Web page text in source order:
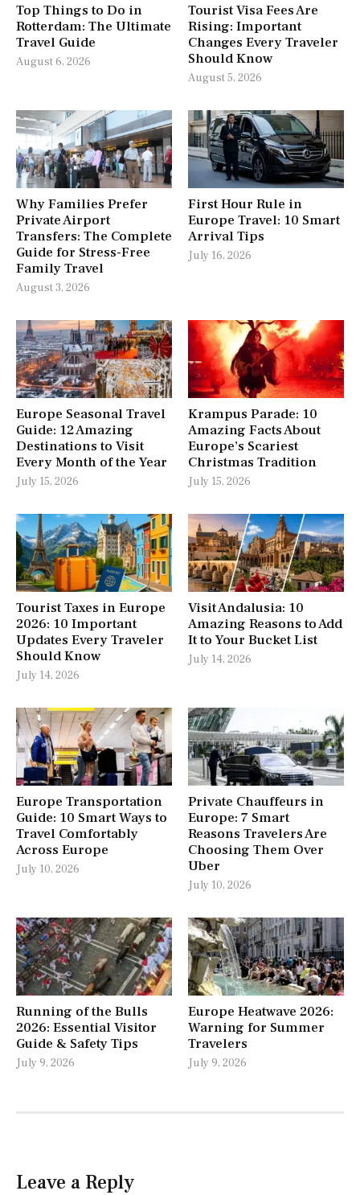
Top Things to Do in
Rotterdam: The Ultimate
Travel Guide
August 6, 2026
Tourist Visa Fees Are
Rising: Important
Changes Every Traveler
Should Know
August 5, 2026
Why Families Prefer
Private Airport
Transfers: The Complete
Guide for Stress-Free
Family Travel
August 3, 2026
First Hour Rule in
Europe Travel: 10 Smart
Arrival Tips
July 16, 2026
Europe Seasonal Travel
Guide: 12 Amazing
Destinations to Visit
Every Month of the Year
July 15, 2026
Krampus Parade: 10
Amazing Facts About
Europe’s Scariest
Christmas Tradition
July 15, 2026
Tourist Taxes in Europe
2026: 10 Important
Updates Every Traveler
Should Know
July 14, 2026
Visit Andalusia: 10
Amazing Reasons to Add
It to Your Bucket List
July 14, 2026
Europe Transportation
Guide: 10 Smart Ways to
Travel Comfortably
Across Europe
July 10, 2026
Private Chauffeurs in
Europe: 7 Smart
Reasons Travelers Are
Choosing Them Over
Uber
July 10, 2026
Running of the Bulls
2026: Essential Visitor
Guide & Safety Tips
July 9, 2026
Europe Heatwave 2026:
Warning for Summer
Travelers
July 9, 2026
Leave a Reply